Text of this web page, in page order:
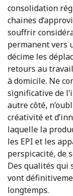
consolidation
chaines
souffrir
permanent vers
décime les
retours au
à domicile. Ne
significative de
autre côté,
créativité et
laquelle la
les EPI et les
perspicacité, de
Des qualités qui
vont
longtemps.